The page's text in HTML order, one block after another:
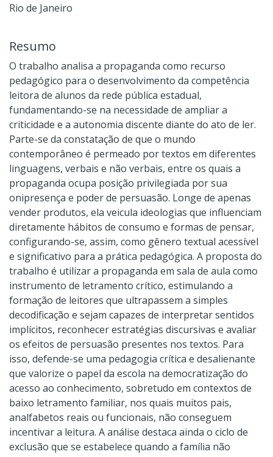
Rio de Janeiro
Resumo
O trabalho analisa a propaganda como recurso
pedagógico para o desenvolvimento da competência
leitora de alunos da rede pública estadual,
fundamentando-se na necessidade de ampliar a
criticidade e a autonomia discente diante do ato de ler.
Parte-se da constatação de que o mundo
contemporâneo é permeado por textos em diferentes
linguagens, verbais e não verbais, entre os quais a
propaganda ocupa posição privilegiada por sua
onipresença e poder de persuasão. Longe de apenas
vender produtos, ela veicula ideologias que influenciam
diretamente hábitos de consumo e formas de pensar,
configurando-se, assim, como gênero textual acessível
e significativo para a prática pedagógica. A proposta do
trabalho é utilizar a propaganda em sala de aula como
instrumento de letramento crítico, estimulando a
formação de leitores que ultrapassem a simples
decodificação e sejam capazes de interpretar sentidos
implícitos, reconhecer estratégias discursivas e avaliar
os efeitos de persuasão presentes nos textos. Para
isso, defende-se uma pedagogia crítica e desalienante
que valorize o papel da escola na democratização do
acesso ao conhecimento, sobretudo em contextos de
baixo letramento familiar, nos quais muitos pais,
analfabetos reais ou funcionais, não conseguem
incentivar a leitura. A análise destaca ainda o ciclo de
exclusão que se estabelece quando a família não